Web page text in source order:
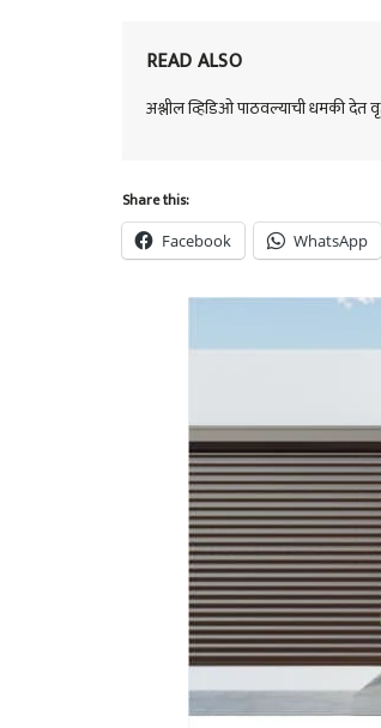
READ ALSO
अश्लील व्हिडिओ पाठवल्याची धमकी देत
Share this:
Facebook WhatsApp